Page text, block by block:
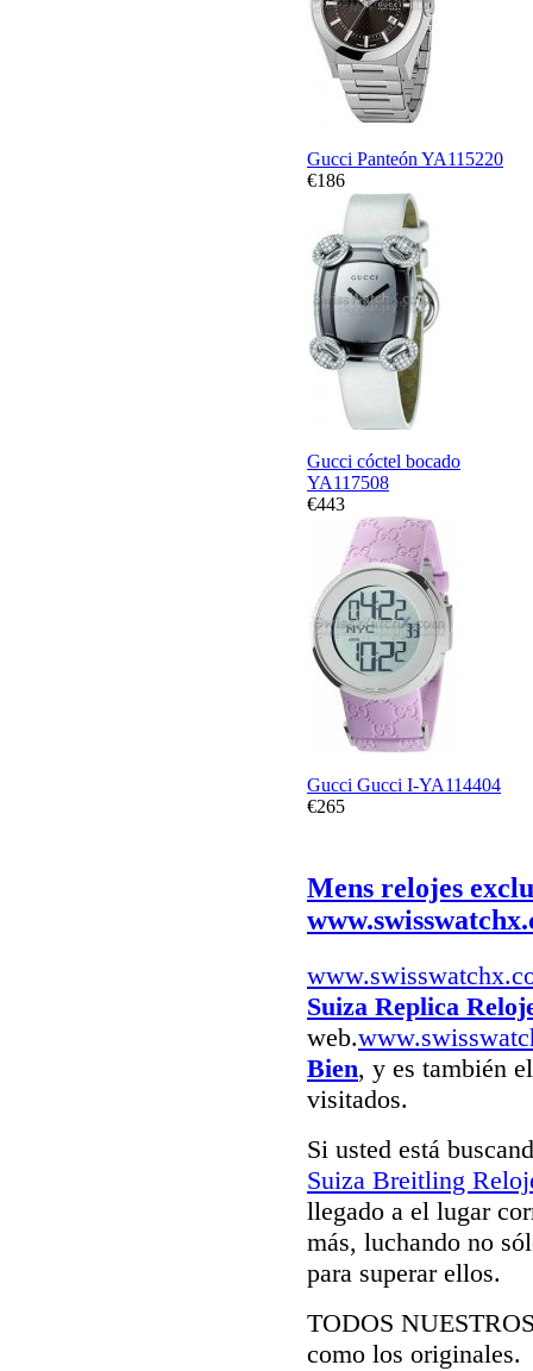
Gucci Panteón YA115220
€186
Gucci cóctel bocado
YA117508
€443
Gucci Gucci I-YA114404
€265
Mens relojes
Suiza Replica
web.
Bien, y es también
visitados.
Si usted está
Suiza Breitling
llegado a el lugar
más, luchando no
para superar ellos.
TODOS
como los originales.